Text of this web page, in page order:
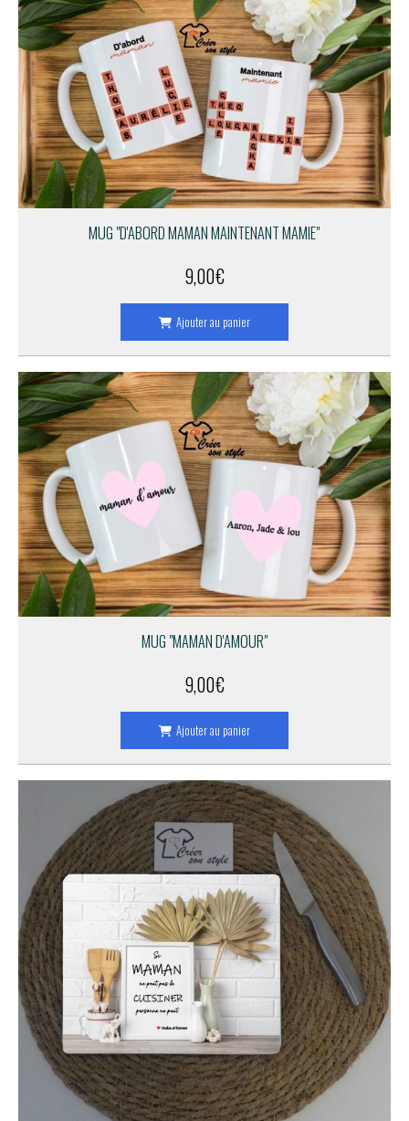
MUG "D'ABORD MAMAN MAINTENANT MAMIE"
9,00€
Ajouter au panier
MUG "MAMAN D'AMOUR"
9,00€
Ajouter au panier